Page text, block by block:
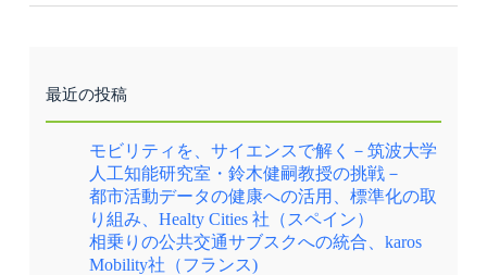
最近の投稿
モビリティを、サイエンスで解く－筑波大学
人工知能研究室・鈴木健嗣教授の挑戦－
都市活動データの健康への活用、標準化の取
り組み、Healty Cities 社（スペイン）
相乗りの公共交通サブスクへの統合、karos
Mobility社（フランス)